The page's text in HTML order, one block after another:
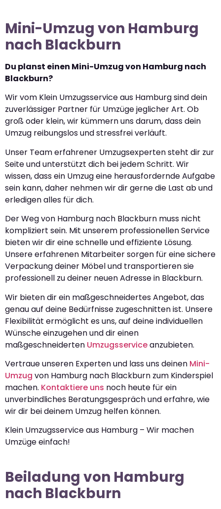
Mini-Umzug von Hamburg
nach Blackburn
Du planst einen Mini-Umzug von Hamburg nach
Blackburn?
Wir vom Klein Umzugsservice aus Hamburg sind dein
zuverlässiger Partner für Umzüge jeglicher Art. Ob
groß oder klein, wir kümmern uns darum, dass dein
Umzug reibungslos und stressfrei verläuft.
Unser Team erfahrener Umzugsexperten steht dir zur
Seite und unterstützt dich bei jedem Schritt. Wir
wissen, dass ein Umzug eine herausfordernde Aufgabe
sein kann, daher nehmen wir dir gerne die Last ab und
erledigen alles für dich.
Der Weg von Hamburg nach Blackburn muss nicht
kompliziert sein. Mit unserem professionellen Service
bieten wir dir eine schnelle und effiziente Lösung.
Unsere erfahrenen Mitarbeiter sorgen für eine sichere
Verpackung deiner Möbel und transportieren sie
professionell zu deiner neuen Adresse in Blackburn.
Wir bieten dir ein maßgeschneidertes Angebot, das
genau auf deine Bedürfnisse zugeschnitten ist. Unsere
Flexibilität ermöglicht es uns, auf deine individuellen
Wünsche einzugehen und dir einen
maßgeschneiderten Umzugsserviceanzubieten.
Vertraue unseren Experten und lass uns deinen Mini-
Umzug von Hamburg nach Blackburn zum Kinderspiel
machen. Kontaktiere uns noch heute für ein
unverbindliches Beratungsgespräch und erfahre, wie
wir dir bei deinem Umzug helfen können.
Klein Umzugsservice aus Hamburg – Wir machen
Umzüge einfach!
Beiladung von Hamburg
nach Blackburn